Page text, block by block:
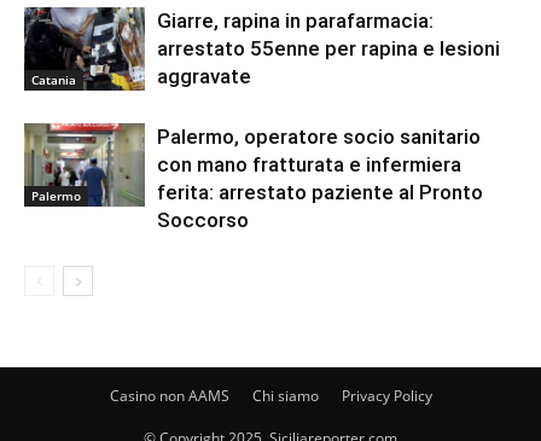
Catania
Giarre, rapina in parafarmacia:
arrestato 55enne per rapina e lesioni
aggravate
Palermo
Palermo, operatore socio sanitario
con mano fratturata e infermiera
ferita: arrestato paziente al Pronto
Soccorso
Casino non AAMS Chi siamo Privacy Policy